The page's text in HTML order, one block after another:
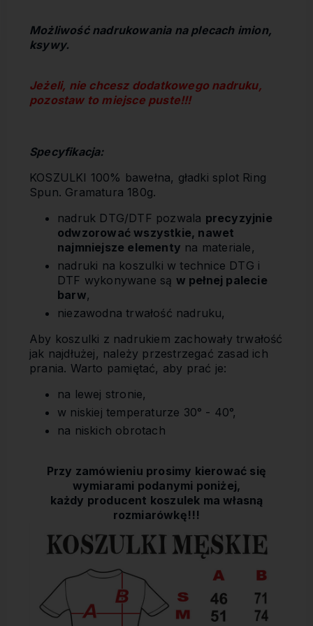
Możliwość nadrukowania na plecach imion,
ksywy.
Jeżeli, nie chcesz dodatkowego nadruku,
pozostaw to miejsce puste!!!
Specyfikacja:
KOSZULKI 100% bawełna, gładki splot Ring
Spun. Gramatura 180g.
nadruk DTG/DTF pozwala precyzyjnie
odwzorować wszystkie, nawet
najmniejsze elementy na materiale,
nadruki na koszulki w technice DTG i
DTF wykonywane są w pełnej palecie
barw,
niezawodna trwałość nadruku,
Aby koszulki z nadrukiem zachowały trwałość
jak najdłużej, należy przestrzegać zasad ich
prania. Warto pamiętać, aby prać je:
na lewej stronie,
w niskiej temperaturze 30° - 40°,
na niskich obrotach
Przy zamówieniu prosimy kierować się
wymiarami podanymi poniżej,
każdy producent koszulek ma własną
rozmiarówkę!!!